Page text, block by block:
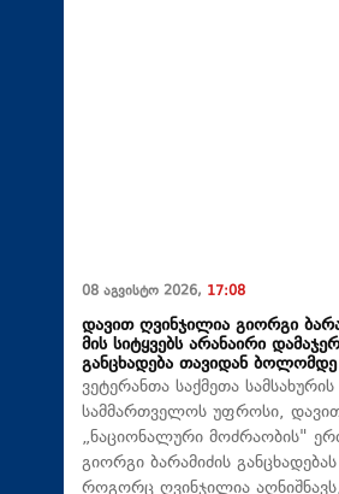
08 აგვისტო 2026, 17:08
დავით ღვინჯილია გიორგი
მის სიტყვებს არანაირი
განცხადება თავიდან
ვეტერანთა საქმეთა
სამმართველოს უფროსი,
„ნაციონალური მოძრაობის"
გიორგი ბარამიძის
როგორც ღვინჯილია